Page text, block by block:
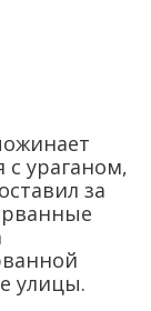
с ураганом,
за
улицы.